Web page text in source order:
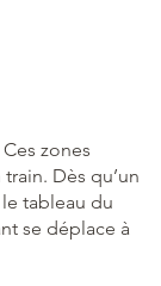
zones
Dès qu’un
tableau du
se déplace à